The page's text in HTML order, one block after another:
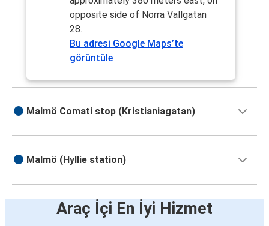
opposite side of Norra Vallgatan
28.
Bu adresi Google Maps’te
görüntüle
Malmö Comati stop (Kristianiagatan)
Malmö (Hyllie station)
Araç İçi En İyi Hizmet